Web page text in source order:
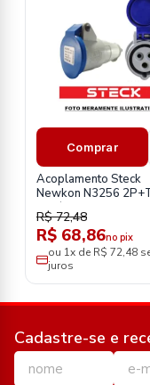
Comprar
Acoplamento Steck
Newkon N3256
200/250V
R$ 72,48
R$ 68,86no pix
ou 1x de R$ 72,48
juros
Cadastre-se e